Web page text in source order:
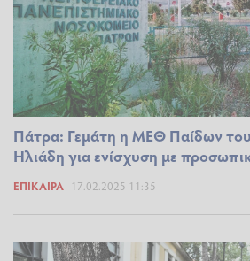
Πάτρα: Γεμάτη η ΜΕΘ Παίδων
Ηλιάδη για ενίσχυση με
ΕΠΊΚΑΙΡΑ 17.02.2025 11:35